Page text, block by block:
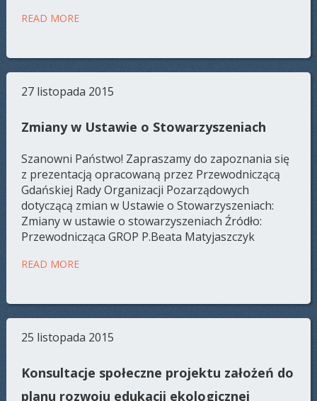
READ MORE
27 listopada 2015
Zmiany w Ustawie o Stowarzyszeniach
Szanowni Państwo! Zapraszamy do zapoznania się
z prezentacją opracowaną przez Przewodniczącą
Gdańskiej Rady Organizacji Pozarządowych
dotyczącą zmian w Ustawie o Stowarzyszeniach:
Zmiany w ustawie o stowarzyszeniach Źródło:
Przewodnicząca GROP P.Beata Matyjaszczyk
READ MORE
25 listopada 2015
Konsultacje społeczne projektu założeń do
planu rozwoju edukacji ekologicznej